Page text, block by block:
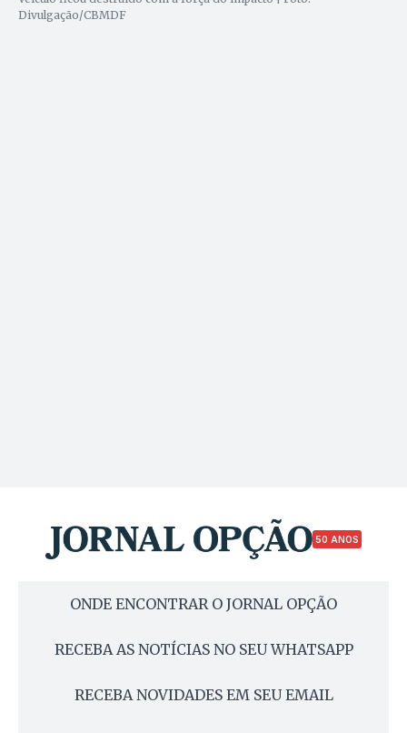
Divulgação/CBMDF
50 ANOS
ONDE ENCONTRAR O JORNAL OPÇÃO
RECEBA AS NOTÍCIAS NO SEU WHATSAPP
RECEBA NOVIDADES EM SEU EMAIL